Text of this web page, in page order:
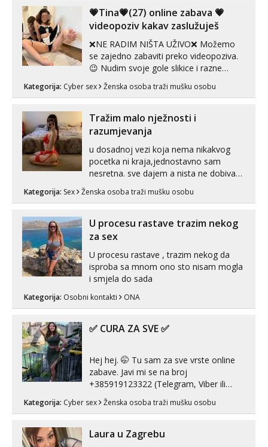
💗Tina💗(27) online zabava 💗
videopoziv kakav zaslužuješ
❌NE RADIM NIŠTA UŽIVO❌ Možemo
se zajedno zabaviti preko videopoziva.
😉 Nudim svoje gole slikice i razne
videouradke. 🤩 Za online zabavu pošalji
poruku na Whatsapp, Telegram ili Viber.
autentičnosti možeš me vidjeti na
videopozivu. 😉 S vama sam vec 5 ...
Kategorija: Cyber sex Ženska osoba traži mušku osobu
Tražim malo nježnosti i
razumjevanja
u dosadnoj vezi koja nema nikakvog
pocetka ni kraja,jednostavno sam
nesretna. sve dajem a nista ne dobivam
zadovoljiti moje potrebe,ne trazim puno
volim njezan seks i njezne poljupce po
tijelu koji me jako pale,obozavam kad
Kategorija: Sex Ženska osoba traži mušku osobu
U procesu rastave trazim nekog
za sex
U procesu rastave , trazim nekog da
isproba sa mnom ono sto nisam mogla
i smjela do sada
Kategorija: Osobni kontakti ONA
✅ CURA ZA SVE ✅
Hej hej. 🤭 Tu sam za sve vrste online
zabave. Javi mi se na broj
+385919123322 (Telegram, Viber ili
Whatsapp). 🤙 NE javljaj se na uzivo.
Hvala.
Kategorija: Cyber sex Ženska osoba traži mušku osobu
Laura u Zagrebu